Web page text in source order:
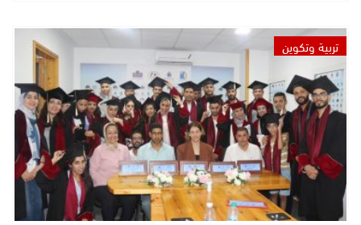
تربية وتكوين